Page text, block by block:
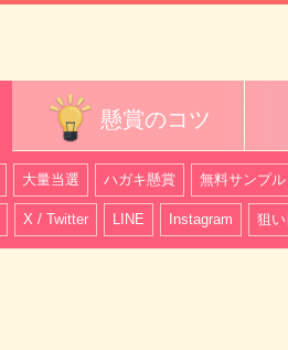
懸賞のコツ
大量当選 ハガキ懸賞 無料サンプ
X / Twitter LINE Instagram 狙